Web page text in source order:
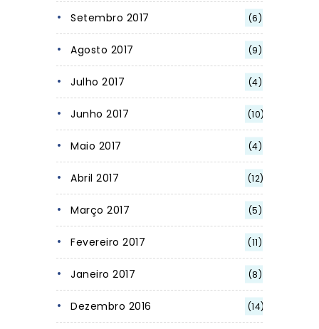
Setembro 2017 (6)
Agosto 2017 (9)
Julho 2017 (4)
Junho 2017 (10)
Maio 2017 (4)
Abril 2017 (12)
Março 2017 (5)
Fevereiro 2017 (11)
Janeiro 2017 (8)
Dezembro 2016 (14)